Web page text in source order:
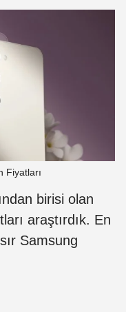
Fiyatları
birisi olan
araştırdık. En
Samsung